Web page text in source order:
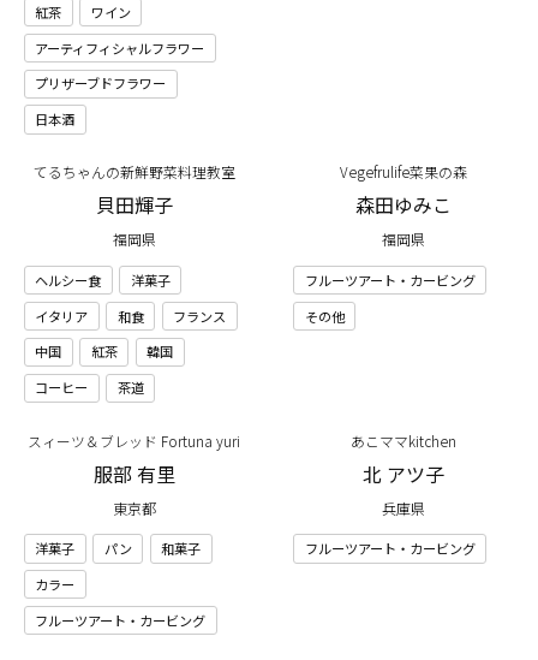
紅茶
ワイン
アーティフィシャルフラワー
プリザーブドフラワー
日本酒
てるちゃんの新鮮野菜料理教室
貝田輝子
福岡県
ヘルシー食
洋菓子
イタリア
和食
フランス
中国
紅茶
韓国
コーヒー
茶道
Vegefrulife菜果の森
森田ゆみこ
福岡県
フルーツアート・カービング
その他
スィーツ＆ブレッド Fortuna yuri
服部 有里
東京都
洋菓子 パン
和菓子
カラー
フルーツアート・カービング
あこママkitchen
北 アツ子
兵庫県
フルーツアート・カービング